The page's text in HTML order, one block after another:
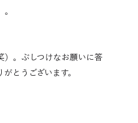
）。ぶしつけなお願いに答
とうございます。